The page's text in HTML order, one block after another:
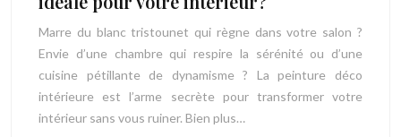
Marre du blanc tristounet qui règne dans votre salon ?
Envie d’une chambre qui respire la sérénité ou d’une
cuisine pétillante de dynamisme ? La peinture déco
intérieure est l’arme secrète pour transformer votre
intérieur sans vous ruiner. Bien plus…